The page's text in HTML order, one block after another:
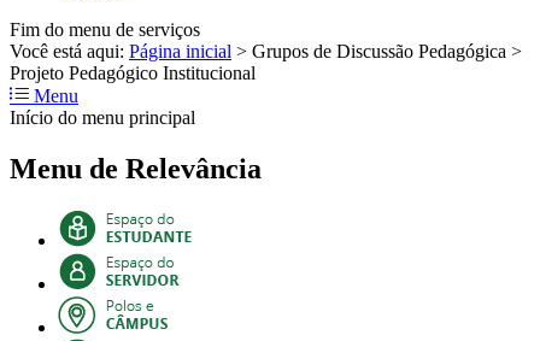
Fim do menu de serviços
Você está aqui: Página inicial > Grupos de Discussão Pedagógica >
Projeto Pedagógico Institucional
Menu
Início do menu principal
Menu de Relevância